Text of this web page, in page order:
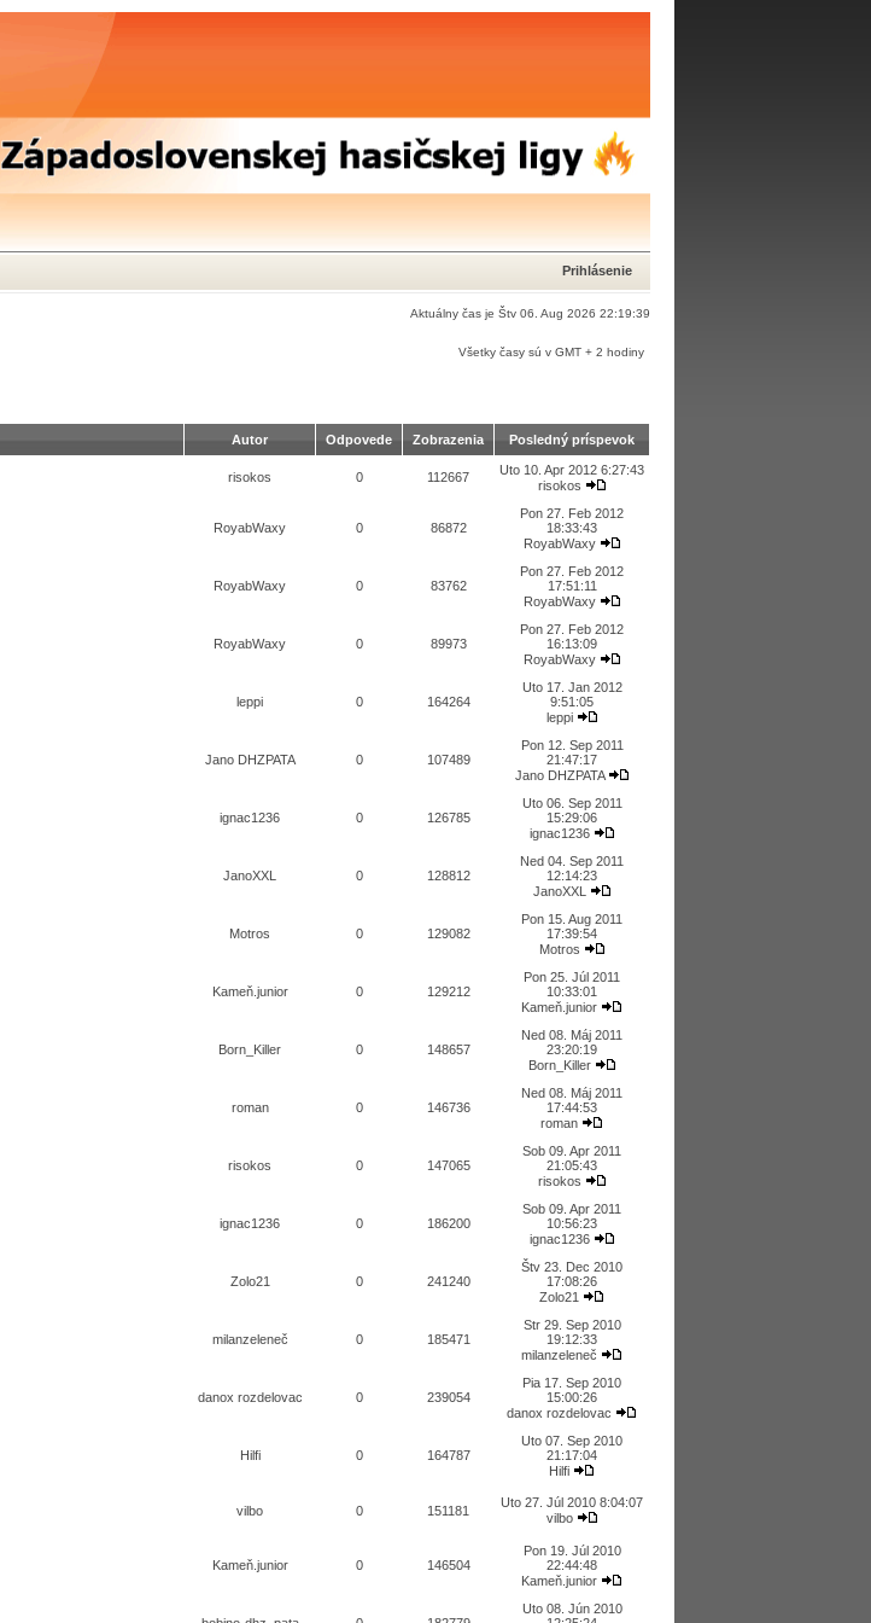
Prihlásenie
Aktuálny čas je Štv 06. Aug 2026 22:19:39
Všetky časy sú v GMT + 2 hodiny
Autor Odpovede Zobrazenia Posledný príspevok
risokos 0 112667
Uto 10. Apr 2012 6:27:43
risokos
RoyabWaxy 0 86872
Pon 27. Feb 2012
18:33:43
RoyabWaxy
RoyabWaxy 0 83762
Pon 27. Feb 2012
17:51:11
RoyabWaxy
RoyabWaxy 0 89973
Pon 27. Feb 2012
16:13:09
RoyabWaxy
leppi 0 164264
Uto 17. Jan 2012
9:51:05
leppi
Jano DHZPATA 0 107489
Pon 12. Sep 2011
21:47:17
Jano DHZPATA
ignac1236 0 126785
Uto 06. Sep 2011
15:29:06
ignac1236
JanoXXL 0 128812
Ned 04. Sep 2011
12:14:23
JanoXXL
Motros 0 129082
Pon 15. Aug 2011
17:39:54
Motros
Kameň.junior 0 129212
Pon 25. Júl 2011
10:33:01
Kameň.junior
Born_Killer 0 148657
Ned 08. Máj 2011
23:20:19
Born_Killer
roman 0 146736
Ned 08. Máj 2011
17:44:53
roman
risokos 0 147065
Sob 09. Apr 2011
21:05:43
risokos
ignac1236 0 186200
Sob 09. Apr 2011
10:56:23
ignac1236
Zolo21 0 241240
Štv 23. Dec 2010
17:08:26
Zolo21
milanzeleneč 0 185471
Str 29. Sep 2010
19:12:33
milanzeleneč
danox rozdelovac 0 239054
Pia 17. Sep 2010
15:00:26
danox rozdelovac
Hilfi 0 164787
Uto 07. Sep 2010
21:17:04
Hilfi
vilbo 0 151181
Uto 27. Júl 2010 8:04:07
vilbo
Kameň.junior 0 146504
Pon 19. Júl 2010
22:44:48
Kameň.junior
Uto 08. Jún 2010